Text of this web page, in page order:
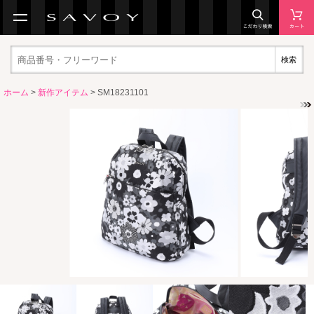
検索
ホーム > 新作アイテム > SM18231101